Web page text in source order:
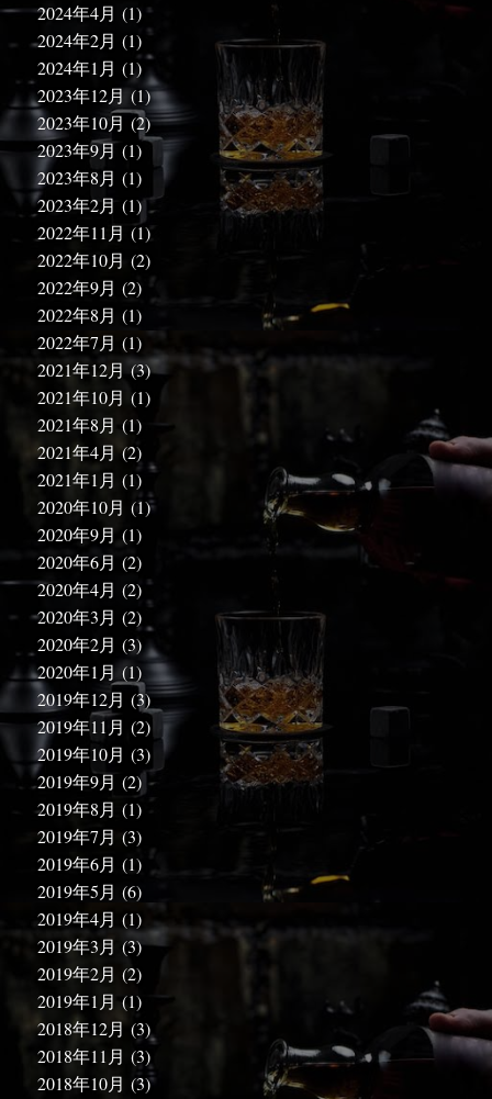
2024年4月 (1)
2024年2月 (1)
2024年1月 (1)
2023年12月(1)
2023年10月 (2)
2023年9月(1)
2023年8月 (1)
2023年2月 (1)
2022年11月 (1)
2022年10月 (2)
2022年9月 (2)
2022年8月 (1)
2022年7月 (1)
2021年12月(3)
2021年10月 (1)
2021年8月 (1)
2021年4月(2)
2021年1月 (1)
2020年10月 (1)
2020年9月 (1)
2020年6月 (2)
2020年4月 (2)
2020年3月 (2)
2020年2月 (3)
2020年1月 (1)
2019年12月 (3)
2019年11月 (2)
2019年10月 (3)
2019年9月 (2)
2019年8月 (1)
2019年7月 (3)
2019年6月 (1)
2019年5月 (6)
2019年4月 (1)
2019年3月 (3)
2019年2月 (2)
2019年1月 (1)
2018年12月 (3)
2018年11月 (3)
2018年10月 (3)